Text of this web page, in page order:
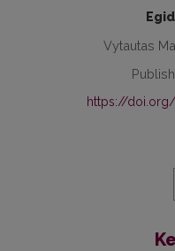
Vytautas
https://